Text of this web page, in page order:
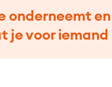
onderneemt
voor iemand